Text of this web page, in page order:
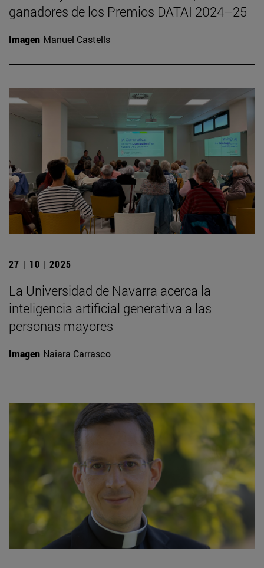
ganadores de los Premios DATAI 2024–25
Imagen Manuel Castells
27 | 10 | 2025
La Universidad de Navarra acerca la
inteligencia artificial generativa a las
personas mayores
Imagen Naiara Carrasco